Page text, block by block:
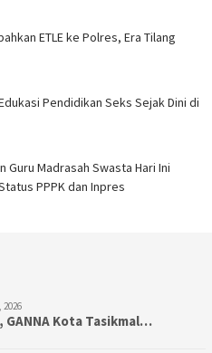
ETLE ke Polres, Era Tilang
Pendidikan Seks Sejak Dini di
Guru Madrasah Swasta Hari Ini
PPPK dan Inpres
2026
GANNA Kota Tasikmal…